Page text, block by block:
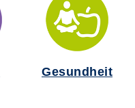
Gesundheit